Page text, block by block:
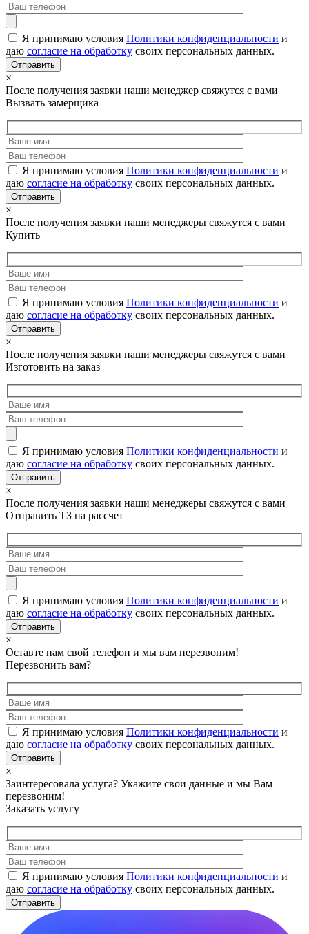
Я принимаю условия Политики конфиденциальности и
даю согласие на обработку своих персональных данных.
×
После получения заявки наши менеджер свяжутся с вами
Вызвать замерщика
Я принимаю условия Политики конфиденциальности и
даю согласие на обработку своих персональных данных.
×
После получения заявки наши менеджеры свяжутся с вами
Купить
Я принимаю условия Политики конфиденциальности и
даю согласие на обработку своих персональных данных.
×
После получения заявки наши менеджеры свяжутся с вами
Изготовить на заказ
Я принимаю условия Политики конфиденциальности и
даю согласие на обработку своих персональных данных.
×
После получения заявки наши менеджеры свяжутся с вами
Отправить ТЗ на рассчет
Я принимаю условия Политики конфиденциальности и
даю согласие на обработку своих персональных данных.
×
Оставте нам свой телефон и мы вам перезвоним!
Перезвонить вам?
Я принимаю условия Политики конфиденциальности и
даю согласие на обработку своих персональных данных.
×
Заинтересовала услуга? Укажите свои данные и мы Вам
перезвоним!
Заказать услугу
Я принимаю условия Политики конфиденциальности и
даю согласие на обработку своих персональных данных.